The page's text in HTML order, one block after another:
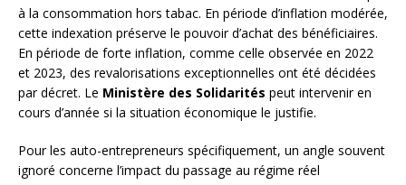
à la consommation hors tabac. En période d’inflation modérée,
cette indexation préserve le pouvoir d’achat des bénéficiaires.
En période de forte inflation, comme celle observée en 2022
et 2023, des revalorisations exceptionnelles ont été décidées
par décret. Le Ministère des Solidarités peut intervenir en
cours d’année si la situation économique le justifie.
Pour les auto-entrepreneurs spécifiquement, un angle souvent
ignoré concerne l’impact du passage au régime réel